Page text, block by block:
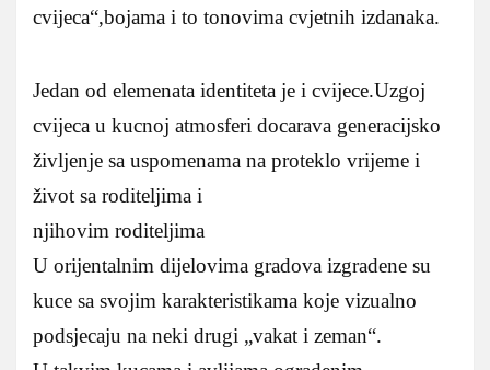
cvijeca“,bojama i to tonovima cvjetnih izdanaka.
Jedan od elemenata identiteta je i cvijece.Uzgoj
cvijeca u kucnoj atmosferi docarava generacijsko
življenje sa uspomenama na proteklo vrijeme i
život sa roditeljima i
njihovim roditeljima
U orijentalnim dijelovima gradova izgradene su
kuce sa svojim karakteristikama koje vizualno
podsjecaju na neki drugi „vakat i zeman“.